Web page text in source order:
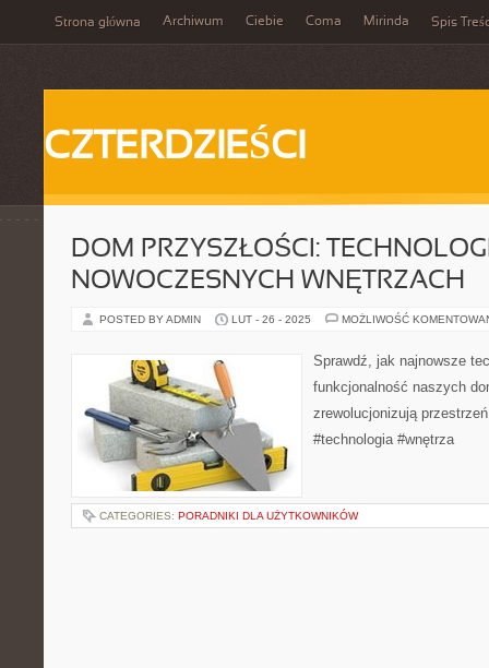
Strona główna Archiwum Ciebie Coma Mirinda Spis
CZTERDZIEŚCI
DOM PRZYSZŁOŚCI:
NOWOCZESNYCH WNĘTRZACH
POSTED BY ADMIN LUT - 26 - 2025 MOŻLIWOŚĆ
Sprawdź, jak najnowsze
funkcjonalność naszych
zrewolucjonizują
#technologia #wnętrza
CATEGORIES: PORADNIKI DLA UŻYTKOWNIKÓW